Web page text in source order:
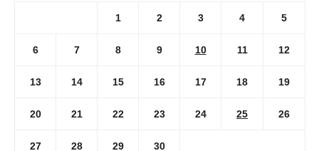
1 2 3 4 5
6 7 8 9 10 11 12
13 14 15 16 17 18 19
20 21 22 23 24 25 26
27 28 29 30